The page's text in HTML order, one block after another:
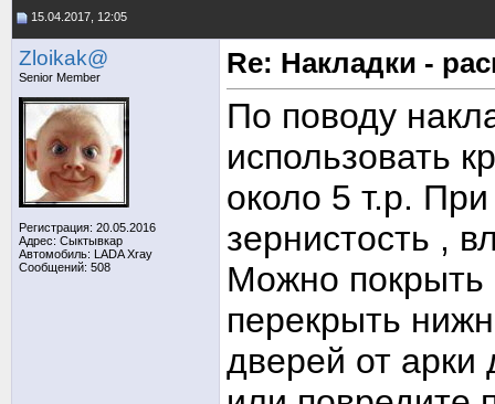
15.04.2017, 12:05
Zloikak@
Senior Member
Регистрация: 20.05.2016
Адрес: Сыктывкар
Автомобиль: LADA Xray
Сообщений: 508
Re: Накладки -
По поводу
использовать
около 5 т.р.
зернистость ,
Можно покрыть
перекрыть
дверей от арки